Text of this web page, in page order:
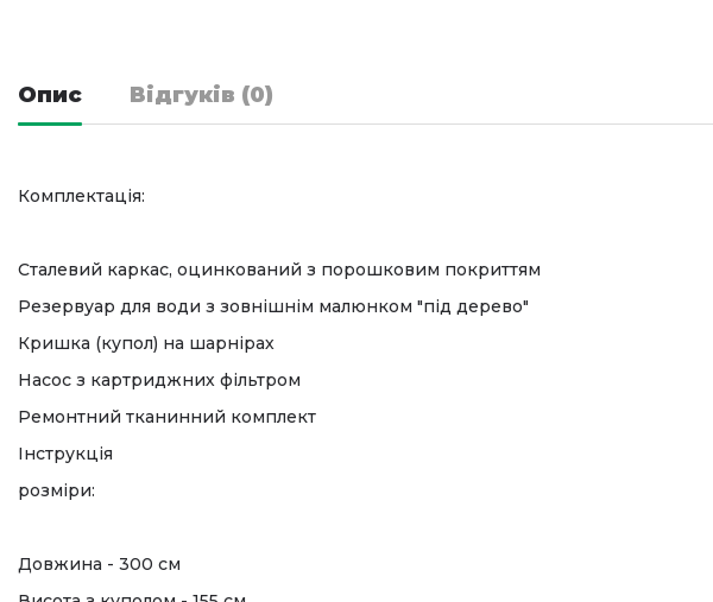
Опис Відгуків (0)
Комплектація:
Сталевий каркас, оцинкований з порошковим покриттям
Резервуар для води з зовнішнім малюнком "під дерево"
Кришка (купол) на шарнірах
Насос з картриджних фільтром
Ремонтний тканинний комплект
Інструкція
розміри:
Довжина - 300 см